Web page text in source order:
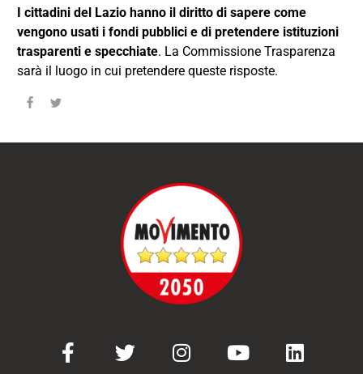
I cittadini del Lazio hanno il diritto di sapere come
vengono usati i fondi pubblici e di pretendere istituzioni
trasparenti e specchiate. La Commissione Trasparenza
sarà il luogo in cui pretendere queste risposte.